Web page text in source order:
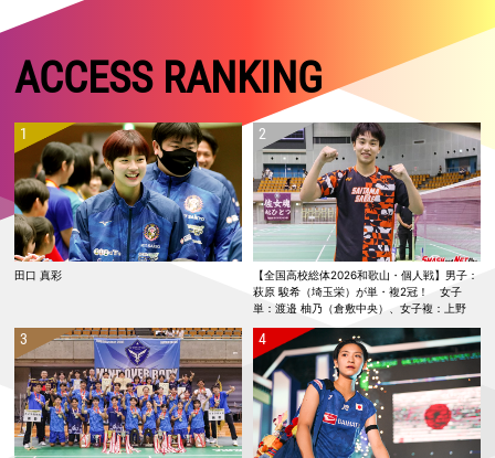
ACCESS RANKING
田口 真彩
【全国高校総体2026和歌山・個人戦】男子：
萩原 駿希（埼玉栄）が単・複2冠！ 女子
単：渡邉 柚乃（倉敷中央）、女子複：上野
覇！